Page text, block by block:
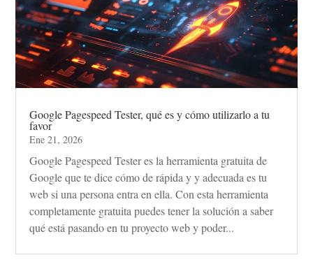
Google Pagespeed Tester, qué es y cómo utilizarlo a tu
favor
Ene 21, 2026
Google Pagespeed Tester es la herramienta gratuita de
Google que te dice cómo de rápida y y adecuada es tu
web si una persona entra en ella. Con esta herramienta
completamente gratuita puedes tener la solución a saber
qué está pasando en tu proyecto web y poder...